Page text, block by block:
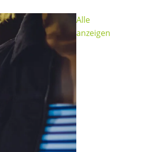
Crossgolf:
Alle
anzeigen